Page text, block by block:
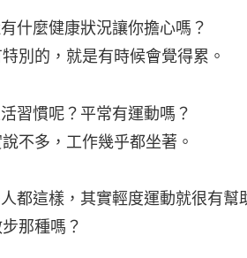
什麼健康狀況讓你擔心嗎？
別的，就是有時候會覺得累。
習慣呢？平常有運動嗎？
不多，工作幾乎都坐著。
都這樣，其實輕度運動就很有幫
那種嗎？